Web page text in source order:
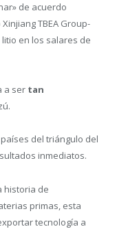
de acuerdo
TBEA Group-
en los salares de
a ser tan
del triángulo del
inmediatos.
historia de
primas, esta
tecnología a